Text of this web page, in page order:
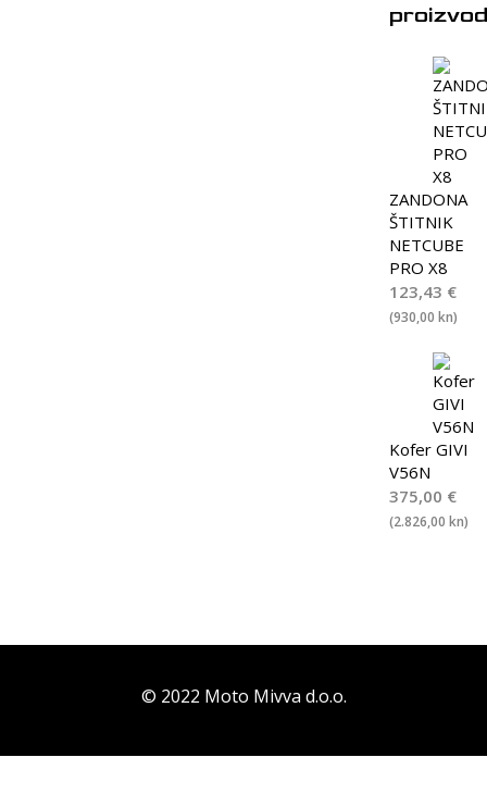
ZANDONA
ŠTITNIK
NETCUBE
PRO X8
123,43 €
(930,00 kn)
Kofer GIVI
V56N
375,00 €
(2.826,00 kn)
© 2022 Moto Mivva d.o.o.